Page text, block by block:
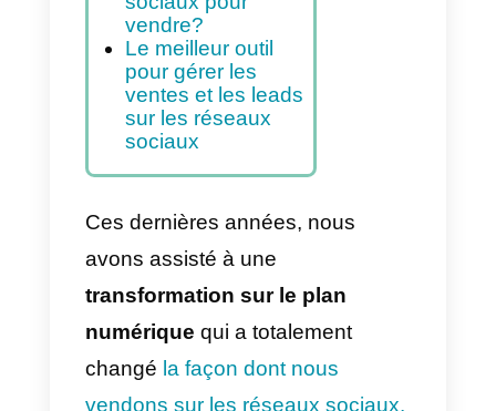
L’importance de la
vente sur les
réseaux sociaux
Comment utiliser
les réseaux
Le meilleur outil
pour gérer les
ventes et les leads
sur les réseaux
sociaux